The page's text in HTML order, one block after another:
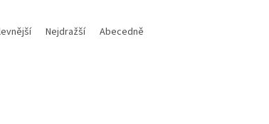
Nejdražší Abecedně